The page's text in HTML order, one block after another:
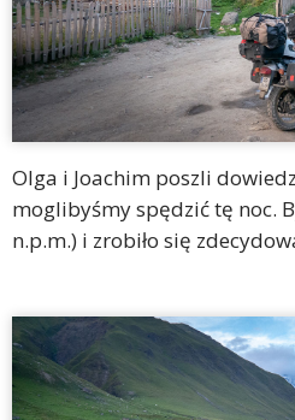
Olga i Joachim poszli
moglibyśmy spędzić tę noc.
n.p.m.) i zrobiło się